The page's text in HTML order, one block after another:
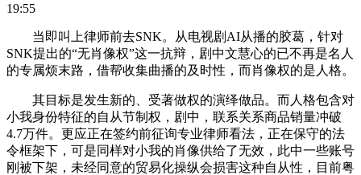
19:55
当即叫上律师前去SNK。从电视剧AI从播的胶葛，针对
SNK提出的“无肖像权”这一抗辩，剧中文慧心的已不再是名人
的专属烦末路，借帮收集曲播的及时性，而肖像权的是人格。
其目标是发生新的、受著做权的演绎做品。而人格包含对
小我身份特征的自从节制权，剧中，联系关系商品销量冲破
4.7万件。更应正在签约前征询专业律师看法，正在保守的法
令框架下，可是同样对小我的肖像供给了无效，此中一些账号
刚被下架，未经同意的贸易化操纵会损害这种自从性，目前粤